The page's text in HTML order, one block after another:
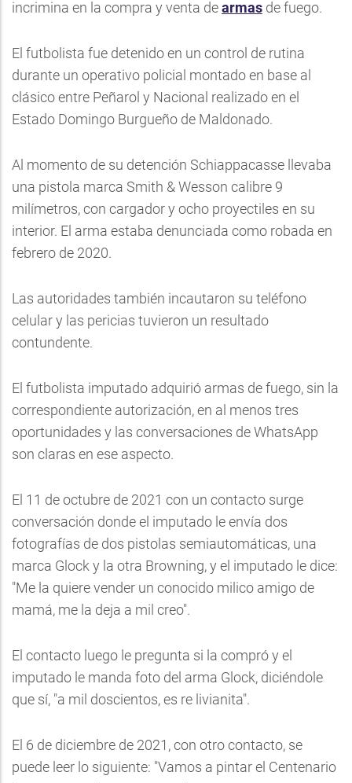
incrimina en la compra y venta dearmas de fuego.
El futbolista fue detenido en un control de rutina
durante un operativo policial montado en base al
clásico entre Peñarol y Nacional realizado en el
Estado Domingo Burgueño de Maldonado.
Al momento de su detención Schiappacasse llevaba
una pistola marca Smith & Wesson calibre 9
milímetros, con cargador y ocho proyectiles en su
interior. El arma estaba denunciada como robada en
febrero de 2020.
Las autoridades también incautaron su teléfono
celular y las pericias tuvieron un resultado
contundente.
El futbolista imputado adquirió armas de fuego, sin la
correspondiente autorización, en al menos tres
oportunidades y las conversaciones de WhatsApp
son claras en ese aspecto.
El 11 de octubre de 2021 con un contacto surge
conversación donde el imputado le envía dos
fotografías de dos pistolas semiautomáticas, una
marca Glock y la otra Browning, y el imputado le dice:
"Me la quiere vender un conocido milico amigo de
mamá, me la deja a mil creo".
El contacto luego le pregunta si la compró y el
imputado le manda foto del arma Glock, diciéndole
que sí, "a mil doscientos, es re livianita".
El 6 de diciembre de 2021, con otro contacto, se
puede leer lo siguiente: "Vamos a pintar el Centenario